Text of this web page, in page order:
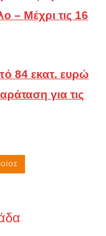
– Μέχρι τις 16
84 εκατ. ευρώ
για τις